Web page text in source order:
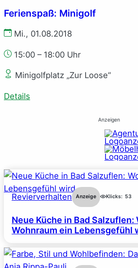
Ferienspaß: Minigolf
Mi., 01.08.2018
15:00 – 18:00 Uhr
Minigolfplatz „Zur Loose“
Details
Anzeigen
Revierverhalten Anzeige Klicks: 53
Neue Küche in Bad Salzuflen:
Wohnraum ein Lebensgefühl